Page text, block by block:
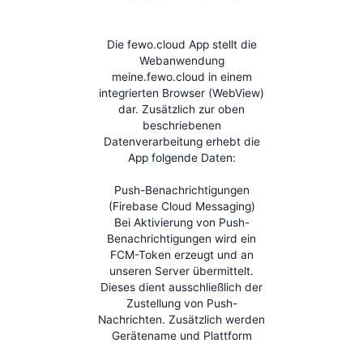
Die fewo.cloud App stellt die
Webanwendung
meine.fewo.cloud in einem
integrierten Browser (WebView)
dar. Zusätzlich zur oben
beschriebenen
Datenverarbeitung erhebt die
App folgende Daten:
Push-Benachrichtigungen
(Firebase Cloud Messaging)
Bei Aktivierung von Push-
Benachrichtigungen wird ein
FCM-Token erzeugt und an
unseren Server übermittelt.
Dieses dient ausschließlich der
Zustellung von Push-
Nachrichten. Zusätzlich werden
Gerätename und Plattform